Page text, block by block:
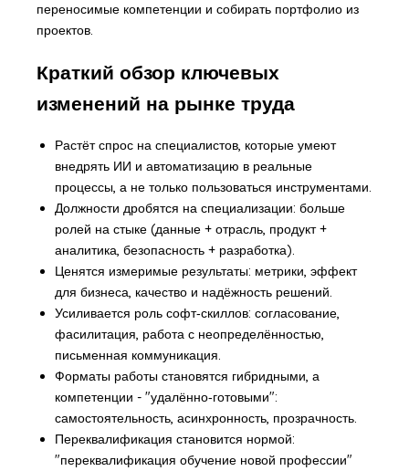
переносимые компетенции и собирать портфолио из
проектов.
Краткий обзор ключевых
изменений на рынке труда
Растёт спрос на специалистов, которые умеют
внедрять ИИ и автоматизацию в реальные
процессы, а не только пользоваться инструментами.
Должности дробятся на специализации: больше
ролей на стыке (данные + отрасль, продукт +
аналитика, безопасность + разработка).
Ценятся измеримые результаты: метрики, эффект
для бизнеса, качество и надёжность решений.
Усиливается роль софт‑скиллов: согласование,
фасилитация, работа с неопределённостью,
письменная коммуникация.
Форматы работы становятся гибридными, а
компетенции - "удалённо‑готовыми":
самостоятельность, асинхронность, прозрачность.
Переквалификация становится нормой:
"переквалификация обучение новой профессии"